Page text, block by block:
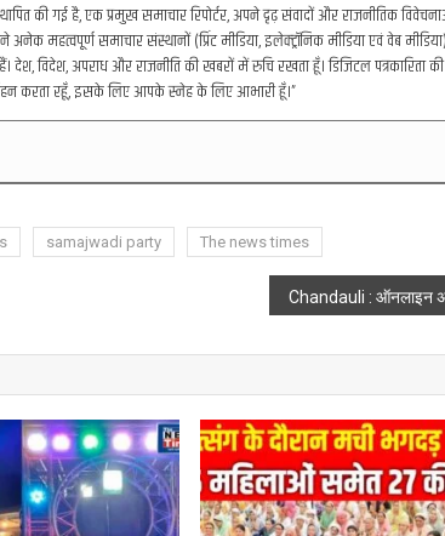
की गई है, एक प्रमुख समाचार रिपोर्टर, अपने दृढ़ संवादों और राजनीतिक
अनेक महत्वपूर्ण समाचार संस्थानों (प्रिंट मीडिया, इलेक्ट्रॉनिक मीडिया एवं वेब
विदेश, अपराध और राजनीति की खबरों में रुचि रखता हूँ। डिजिटल पत्रकारिता
करता रहूँ, इसके लिए आपके स्नेह के लिए आभारी हूँ।”
samajwadi party The news times